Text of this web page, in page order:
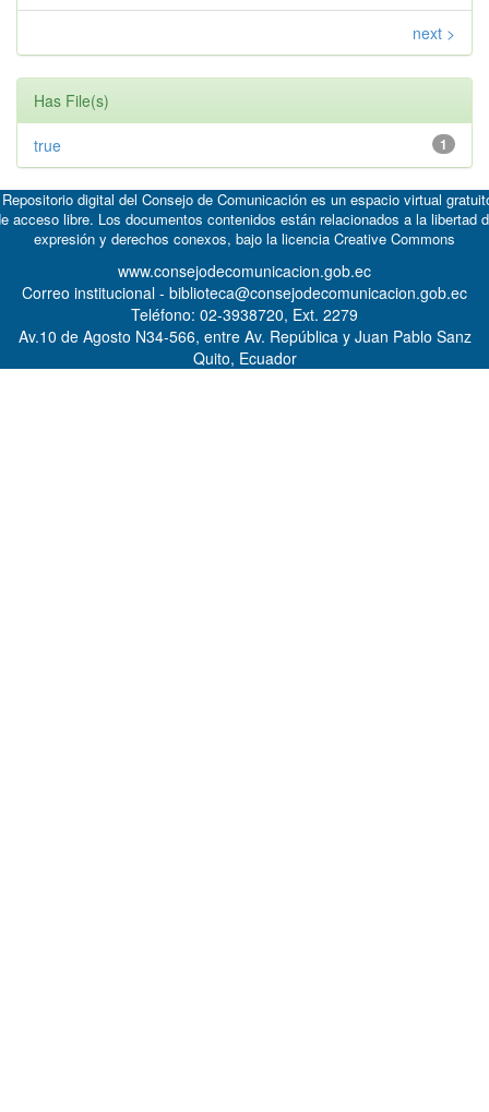
next >
Has File(s)
1
true
digital del Consejo de Comunicación es un espacio virtual
acceso libre. Los documentos contenidos están relacionados a la libertad
expresión y derechos conexos, bajo la licencia Creative Commons
www.consejodecomunicacion.gob.ec
Correo institucional - biblioteca@consejodecomunicacion.gob.ec
Teléfono: 02-3938720, Ext. 2279
Av.10 de Agosto N34-566, entre Av. República y Juan Pablo Sanz
Quito, Ecuador